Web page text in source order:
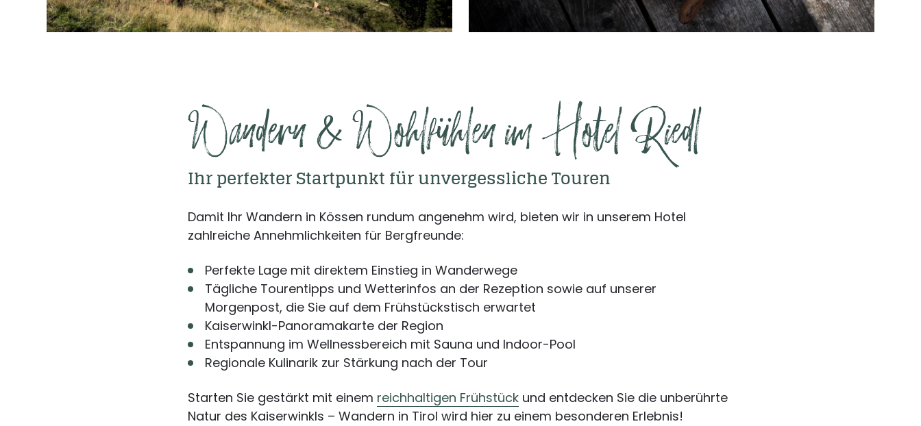
Wandern & Wohlfühlen im Hotel Riedl
Ihr perfekter Startpunkt für unvergessliche Touren
Damit Ihr Wandern in Kössen rundum angenehm wird, bieten wir in unserem Hotel
zahlreiche Annehmlichkeiten für Bergfreunde:
Perfekte Lage mit direktem Einstieg in Wanderwege
Tägliche Tourentipps und Wetterinfos an der Rezeption sowie auf unserer
Morgenpost, die Sie auf dem Frühstückstisch erwartet
Kaiserwinkl-Panoramakarte der Region
Entspannung im Wellnessbereich mit Sauna und Indoor-Pool
Regionale Kulinarik zur Stärkung nach der Tour
Starten Sie gestärkt mit einem reichhaltigen Frühstückund entdecken Sie die unberührte
Natur des Kaiserwinkls – Wandern in Tirol wird hier zu einem besonderen Erlebnis!